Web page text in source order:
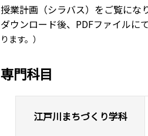
授業計画（シラバス）をご覧にな
ダウンロード後、PDFファイルに
ります。）
専門科目
江戸川まちづくり学科